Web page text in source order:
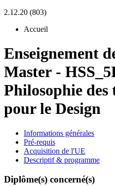
2.12.20 (803)
Accueil
Enseignement
Master -
Philosophie des
pour le Design
Informations générales
Pré-requis
Acquisition de l'UE
Descriptif & programme
Diplôme(s) concerné(s)